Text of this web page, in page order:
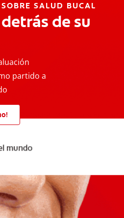
SALUD BUCAL
de su
partido a